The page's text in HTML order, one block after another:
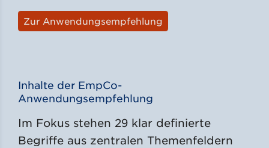
Zur Anwendungsempfehlung
Inhalte der EmpCo-
Anwendungsempfehlung
Im Fokus stehen 29 klar definierte
Begriffe aus zentralen Themenfeldern